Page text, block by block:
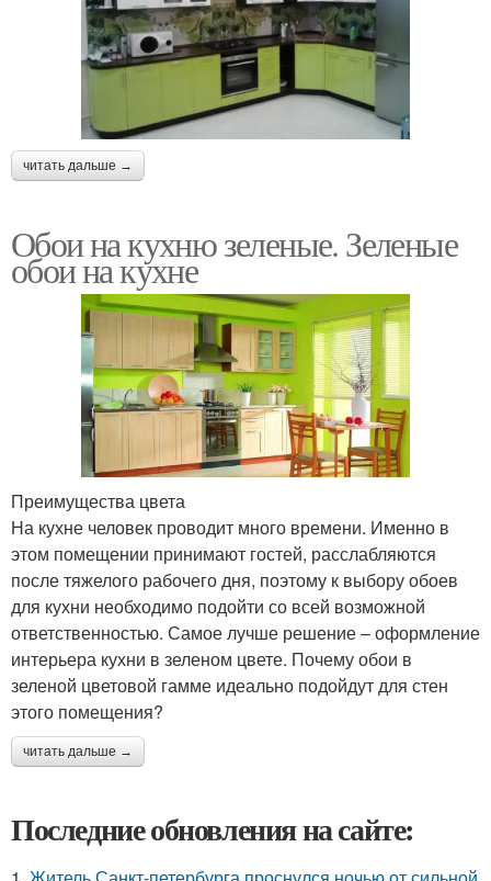
читать дальше →
Обои на кухню зеленые. Зеленые
обои на кухне
Преимущества цвета
На кухне человек проводит много времени. Именно в
этом помещении принимают гостей, расслабляются
после тяжелого рабочего дня, поэтому к выбору обоев
для кухни необходимо подойти со всей возможной
ответственностью. Самое лучше решение – оформление
интерьера кухни в зеленом цвете. Почему обои в
зеленой цветовой гамме идеально подойдут для стен
этого помещения?
читать дальше →
Последние обновления на сайте: